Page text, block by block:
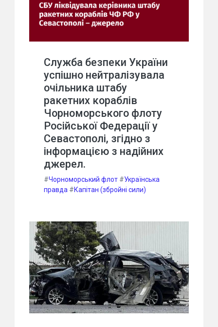
Служба безпеки України
успішно нейтралізувала
очільника штабу
ракетних кораблів
Чорноморського флоту
Російської Федерації у
Севастополі, згідно з
інформацією з надійних
джерел.
#Чорноморський флот #Українська
правда #Капітан (збройні сили)